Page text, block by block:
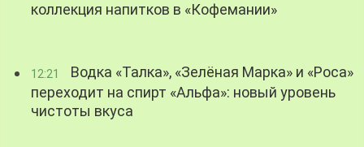
коллекция напитков в «Кофемании»
12:21
Водка «Талка», «Зелёная Марка» и «Роса»
переходит на спирт «Альфа»: новый уровень
чистоты вкуса